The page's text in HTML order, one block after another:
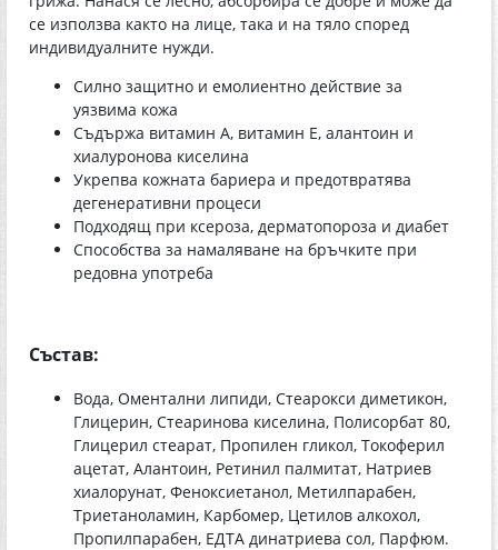
се използва както на лице, така и на тяло според
индивидуалните нужди.
Силно защитно и емолиентно действие за
уязвима кожа
Съдържа витамин А, витамин Е, алантоин и
хиалуронова киселина
Укрепва кожната бариера и предотвратява
дегенеративни процеси
Подходящ при ксероза, дерматопороза и диабет
Способства за намаляване на бръчките при
редовна употреба
Състав:
Вода, Оментални липиди, Стеарокси диметикон,
Глицерин, Стеаринова киселина, Полисорбат 80,
Глицерил стеарат, Пропилен гликол, Токоферил
ацетат, Алантоин, Ретинил палмитат, Натриев
хиалорунат, Феноксиетанол, Метилпарабен,
Триетаноламин, Карбомер, Цетилов алкохол,
Пропилпарабен, ЕДТА динатриева сол, Парфюм.